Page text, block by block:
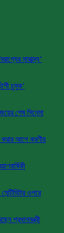
মাহাত্ম্য’
চুমুক’
শেষ সিনেমা
আগে করণীয়
ওপরে
প্রধানমন্ত্রী